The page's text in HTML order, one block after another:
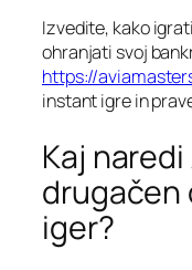
Izvedite, kako
ohranjati svoj
https://
instant igre in
Kaj
drugačen
iger?